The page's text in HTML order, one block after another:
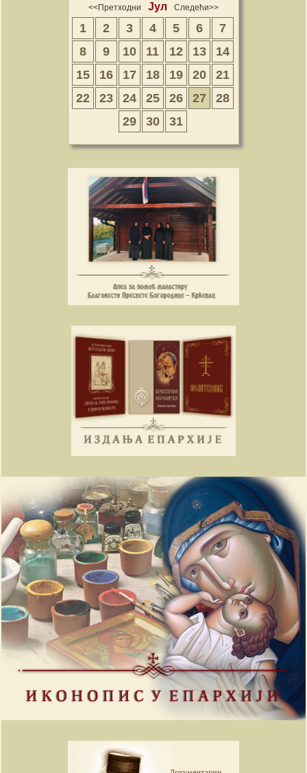
<<Претходни Јул Следећи>>
1 2 3 4 5 6
7
8
9 10 11 12 13
14
15
16 17 18 19 20
21
22
23 24 25 26 27
28
29
30 31